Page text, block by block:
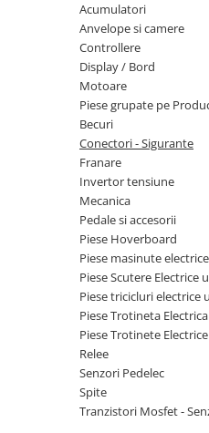
➔ Adulti - 2 Locuri
➔ Adulti - cu Cabina
➔ Cu 3 Roti
➔ Cu Cabina
➔ Cu Cabina fara Permis
➔ Cu Cabina Inchisa
➔ Cu Remorca
➔ Cu Remorca Fara Permis
➔ Cu Volan
➔ Fara Permis
➔ Jinpeng/AMR
Acumulatori
Anvelope si camere
Controllere
Display / Bord
Motoare
Piese grupate pe
Becuri
Conectori - Sigurante
Franare
Invertor tensiune
Mecanica
Pedale si accesorii
Piese Hoverboard
Piese masinute
Piese Scutere Electrice
Piese tricicluri electrice
Piese Trotineta
Piese Trotinete
Relee
Senzori Pedelec
Spite
Tranzistori Mosfet -